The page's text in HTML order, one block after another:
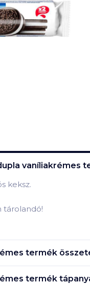
vaníliakrémes
keksz.
tárolandó!
termék
termék